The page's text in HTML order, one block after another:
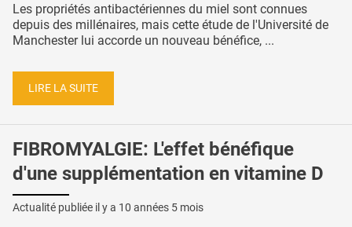
Les propriétés antibactériennes du miel sont connues
depuis des millénaires, mais cette étude de l'Université de
Manchester lui accorde un nouveau bénéfice, ...
LIRE LA SUITE
FIBROMYALGIE: L'effet bénéfique
d'une supplémentation en vitamine D
Actualité publiée il y a 10 années 5 mois